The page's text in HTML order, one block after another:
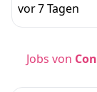
vor 7 Tagen
Jobs von